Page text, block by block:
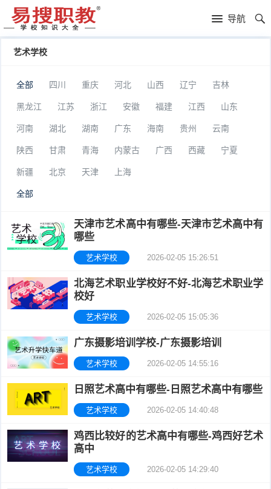
导航
搜
高
校
学
考
校
艺术学校
全部 四川 重庆 河北 山西 辽宁 吉林
黑龙江 江苏 浙江 安徽 福建 江西 山东
河南 湖北 湖南 广东 海南 贵州 云南
陕西 甘肃 青海 内蒙古 广西 西藏 宁夏
新疆 北京 天津 上海
全部
天津市艺术高中有哪些-天津市艺术高中有
哪些
艺术学校 2026-02-05 15:26:51
北海艺术职业学校好不好-北海艺术职业学
校好
艺术学校 2026-02-05 15:05:36
广东摄影培训学校-广东摄影培训
艺术学校 2026-02-05 14:55:16
日照艺术高中有哪些-日照艺术高中有哪些
艺术学校 2026-02-05 14:40:48
鸡西比较好的艺术高中有哪些-鸡西好艺术
高中
艺术学校 2026-02-05 14:29:40